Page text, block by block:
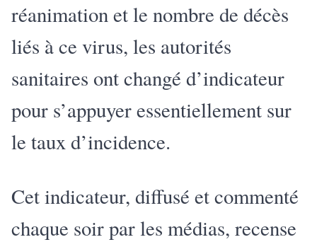
réanimation et le nombre de décès
liés à ce virus, les autorités
sanitaires ont changé d’indicateur
pour s’appuyer essentiellement sur
le taux d’incidence.
Cet indicateur, diffusé et commenté
chaque soir par les médias, recense